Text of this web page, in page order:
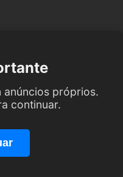
anúncios próprios.
continuar.